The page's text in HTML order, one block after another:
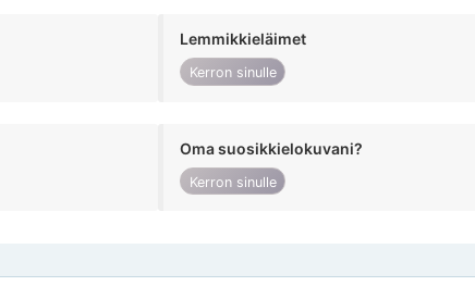
Lemmikkieläimet
Kerron sinulle
Oma suosikkielokuvani?
Kerron sinulle